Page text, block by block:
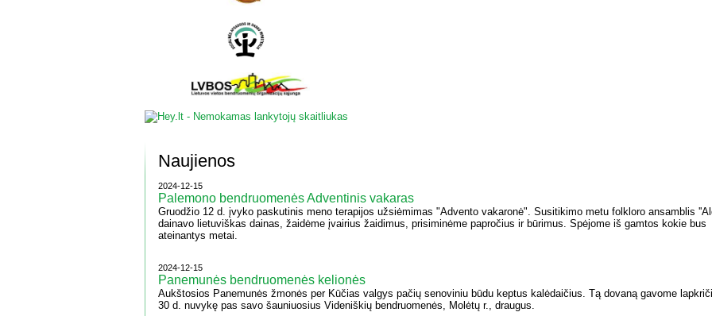
Naujienos
2024-12-15
Palemono bendruomenės Adventinis vakaras
Gruodžio 12 d. įvyko paskutinis meno terapijos užsiėmimas "Advento vakaronė". Susitikimo metu folkloro ansamblis
dainavo lietuviškas dainas, žaidėme įvairius žaidimus, prisiminėme papročius ir būrimus. Spėjome iš gamtos kokie bus
ateinantys metai.
2024-12-15
Panemunės bendruomenės kelionės
Aukštosios Panemunės žmonės per Kūčias valgys pačių senoviniu būdu keptus kalėdaičius. Tą dovaną gavome
30 d. nuvykę pas savo šauniuosius Videniškių bendruomenės, Molėtų r., draugus.